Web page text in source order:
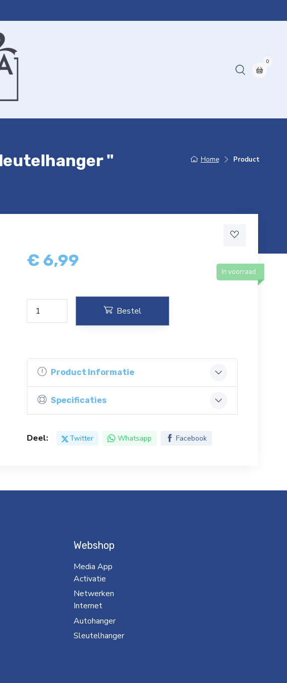
Winkelwagen
0
Home Product
"
€ 6,99
In voorraad
Bestel
Product Informatie
Specificaties
Deel: Twitter Whatsapp Facebook
Webshop
Media App
Activatie
Netwerken
Internet
Autohanger
Sleutelhanger